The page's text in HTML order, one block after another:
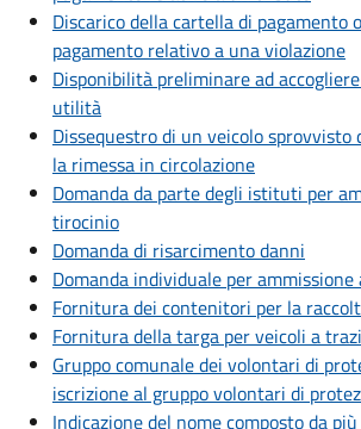
Discarico della cartella di pagamento
pagamento relativo a una violazione
Disponibilità preliminare ad
utilità
Dissequestro di un veicolo sprovvisto
la rimessa in circolazione
Domanda da parte degli istituti per
tirocinio
Domanda di risarcimento danni
Domanda individuale per
Fornitura dei contenitori per la
Fornitura della targa per veicoli a
Gruppo comunale dei volontari di
iscrizione al gruppo volontari di
Indicazione del nome composto da